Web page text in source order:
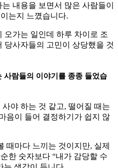
내용을 보면서 많은 사람들이
는지 느꼈습니다.
오가는 일인데 하루 차이로 조
당사자들의 고민이 상당했을 것
사람들의 이야기를 종종 들었습
야 하는 것 같고, 떨어질 때는
음이 들어 결정하기가 쉽지 않
때마다 느끼는 것이지만, 실제
한 숫자보다 “내가 감당할 수